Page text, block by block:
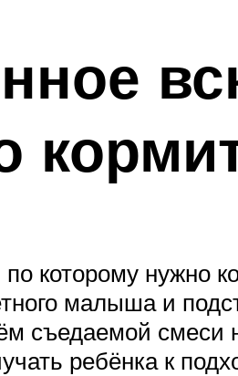
по которому нужно
малыша и
съедаемой смеси
ребёнка к